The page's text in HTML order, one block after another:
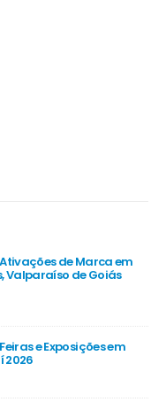
de Marca em
Valparaíso de Goiás
e Exposições em
2026